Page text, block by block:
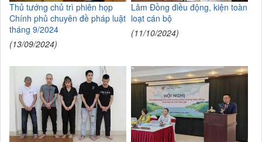
Thủ tướng chủ trì phiên họp
Chính phủ chuyên đề pháp luật
tháng 9/2024
(13/09/2024)
Lâm Đồng điều động, kiện toàn
loạt cán bộ
(11/10/2024)